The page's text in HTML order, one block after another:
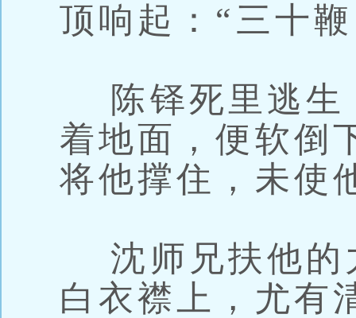
顶响起：“三十
陈铎死里逃生
着地面，便软倒
将他撑住，未使
沈师兄扶他的
白衣襟上，尤有